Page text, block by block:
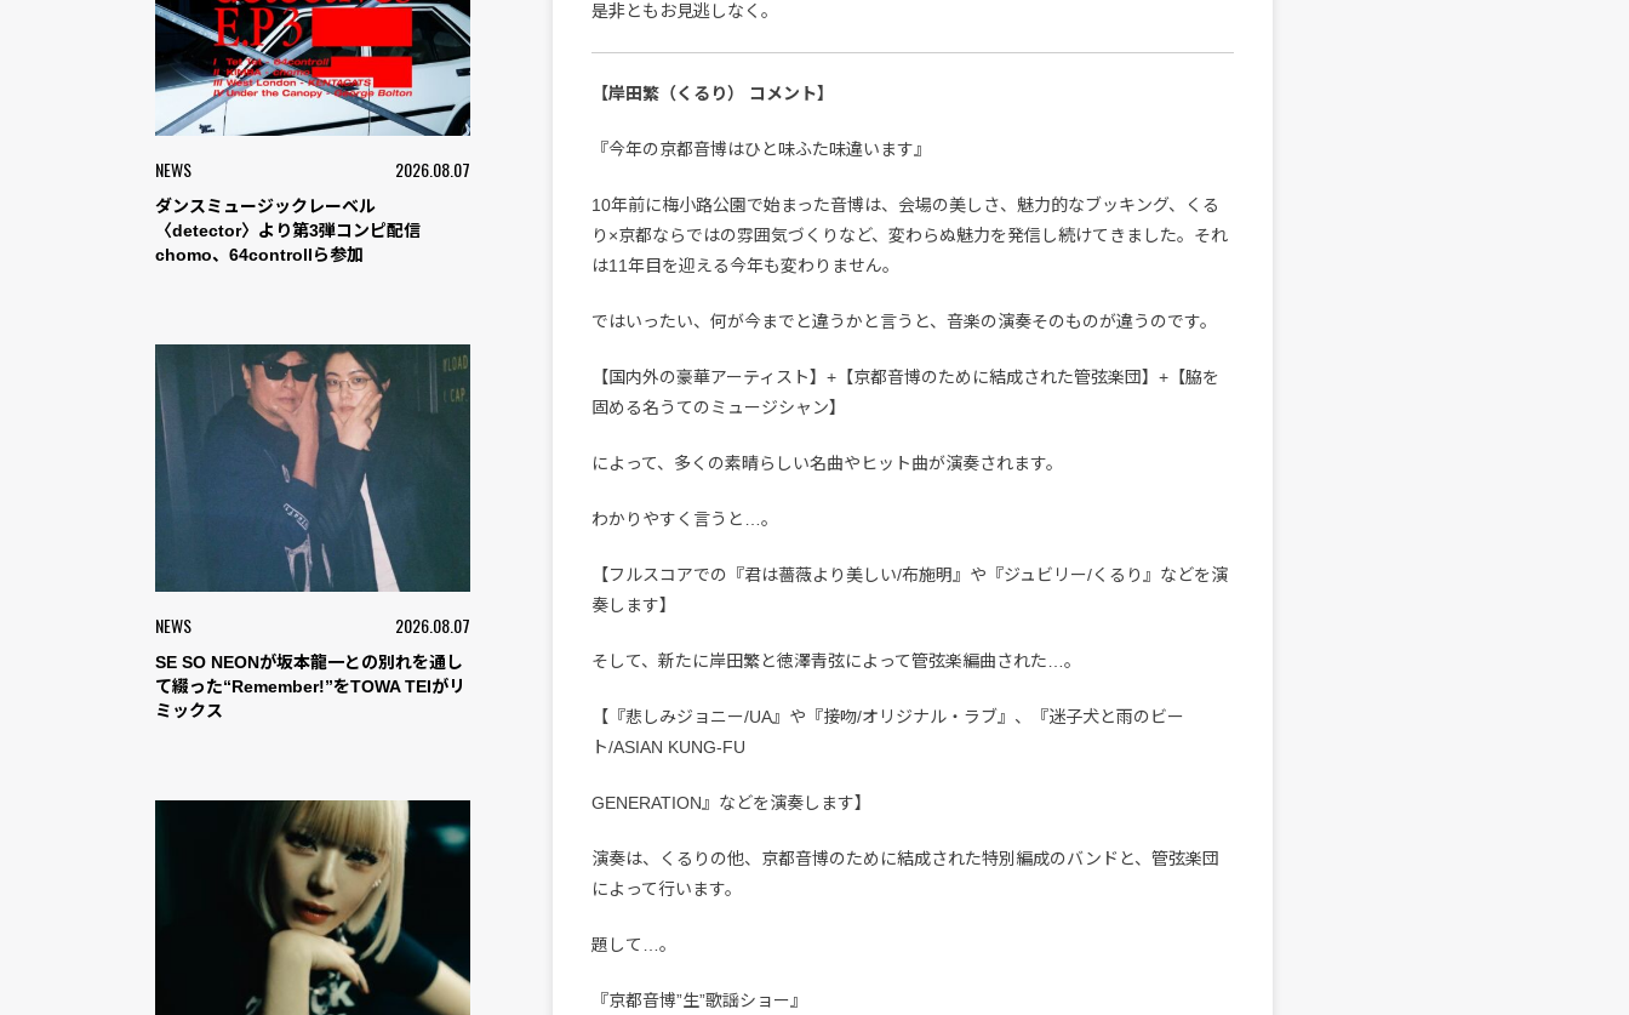
NEWS 2026.08.07
ダンスミュージックレーベル
〈detector〉より第3弾コンピ配信
chomo、64controllら参加
NEWS 2026.08.07
SE SO NEONが坂本龍一との別れを通し
て綴った“Remember!”をTOWA TEIがリ
ミックス
是非ともお見逃しなく。
【岸田繁（くるり） コメント】
『今年の京都音博はひと味ふた味違います』
10年前に梅小路公園で始まった音博は、会場の美しさ、魅力的なブッキング、くる
り×京都ならではの雰囲気づくりなど、変わらぬ魅力を発信し続けてきました。それ
は11年目を迎える今年も変わりません。
ではいったい、何が今までと違うかと言うと、音楽の演奏そのものが違うのです。
【国内外の豪華アーティスト】+【京都音博のために結成された管弦楽団】+【脇を
固める名うてのミュージシャン】
によって、多くの素晴らしい名曲やヒット曲が演奏されます。
わかりやすく言うと…。
【フルスコアでの『君は薔薇より美しい/布施明』や『ジュビリー/くるり』などを演
奏します】
そして、新たに岸田繁と徳澤青弦によって管弦楽編曲された…。
【『悲しみジョニー/UA』や『接吻/オリジナル・ラブ』、『迷子犬と雨のビー
ト/ASIAN KUNG-FU
GENERATION』などを演奏します】
演奏は、くるりの他、京都音博のために結成された特別編成のバンドと、管弦楽団
によって行います。
題して…。
『京都音博”生”歌謡ショー』